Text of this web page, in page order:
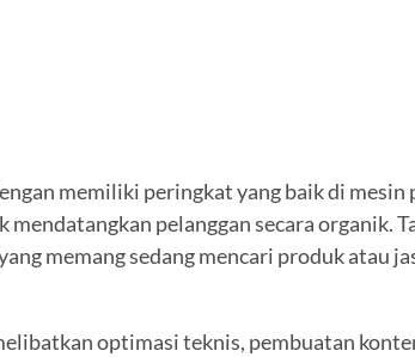
memiliki peringkat yang baik di mesin
pelanggan secara organik.
memang sedang mencari produk atau
optimasi teknis, pembuatan